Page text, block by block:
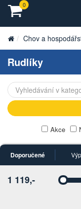
0
Chov a
Rudlíky
Akce
Doporučené
Vyberte
1 119,-